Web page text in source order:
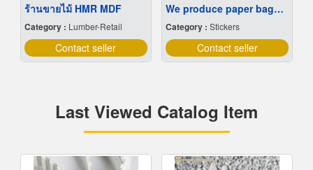
ร้านขายไม้ HMR MDF
Category : Lumber-Retail
Contact seller
We produce paper bags at low prices.
Category : Stickers
Contact seller
Last Viewed Catalog Item